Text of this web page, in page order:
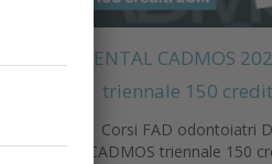
DENTAL CADMOS
triennale 150
Corsi FAD odontoiatri
CADMOS triennale 150